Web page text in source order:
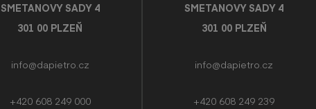
SMETANOVY SADY 4
301 00 PLZEŇ
info@dapietro.cz
+420 608 249 000
SMETANOVY SADY 4
301 00 PLZEŇ
info@dapietro.cz
+420 608 249 239